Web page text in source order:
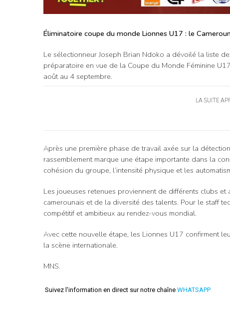
Éliminatoire coupe du monde Lionnes U17 : le
Le sélectionneur Joseph Brian Ndoko a dévoilé la liste
préparatoire en vue de la Coupe du Monde Féminine
août au 4 septembre.
LA SUITE
Après une première phase de travail axée sur la
rassemblement marque une étape importante dans la
cohésion du groupe, l’intensité physique et les
Les joueuses retenues proviennent de différents clubs
camerounais et de la diversité des talents. Pour le staff
compétitif et ambitieux au rendez-vous mondial.
Avec cette nouvelle étape, les Lionnes U17 confirment
la scène internationale.
MNS.
Suivez l'information en direct sur notre chaîne WHATSAPP